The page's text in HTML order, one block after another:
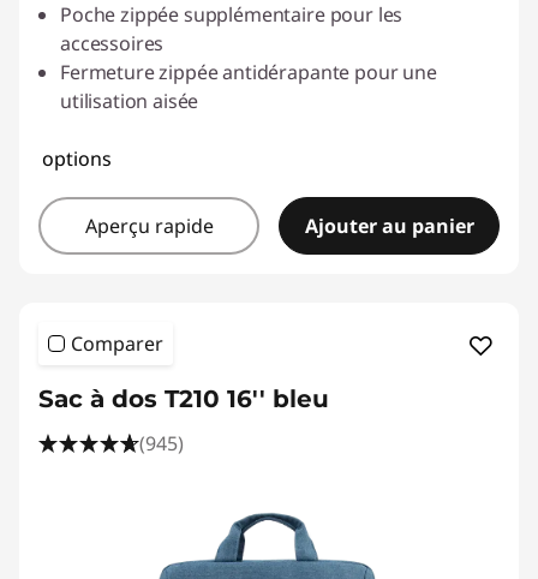
Poche zippée supplémentaire pour les
accessoires
Fermeture zippée antidérapante pour une
utilisation aisée
options
Aperçu rapide Ajouter au panier
Comparer
Sac à dos T210 16'' bleu
(945)